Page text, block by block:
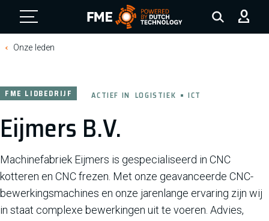
FME Logo, to the homepage
Onze leden
Eijmers B.V.
FME LIDBEDRIJF ACTIEF IN LOGISTIEK ICT
Machinefabriek Eijmers is gespecialiseerd in CNC
kotteren en CNC frezen. Met onze geavanceerde CNC-
bewerkingsmachines en onze jarenlange ervaring zijn wij
in staat complexe bewerkingen uit te voeren. Advies,